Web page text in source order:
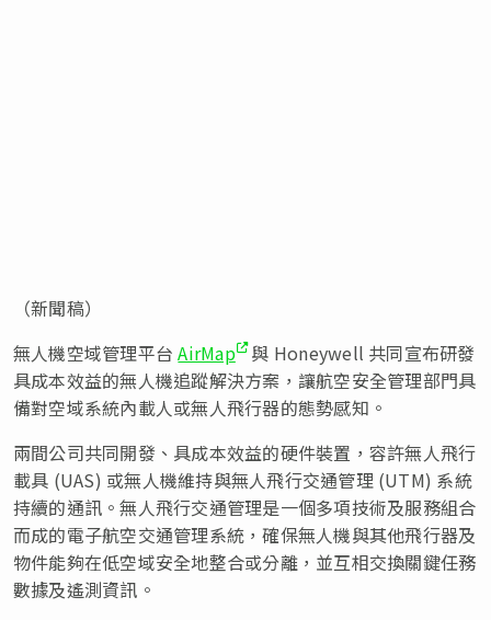
（新聞稿）
無人機空域管理平台AirMap 與 Honeywell 共同宣布研發
具成本效益的無人機追蹤解決方案，讓航空安全管理部門具
備對空域系統內載人或無人飛行器的態勢感知。
兩間公司共同開發、具成本效益的硬件裝置，容許無人飛行
載具 (UAS) 或無人機維持與無人飛行交通管理 (UTM) 系統
持續的通訊。無人飛行交通管理是一個多項技術及服務組合
而成的電子航空交通管理系統，確保無人機與其他飛行器及
物件能夠在低空域安全地整合或分離，並互相交換關鍵任務
數據及遙測資訊。